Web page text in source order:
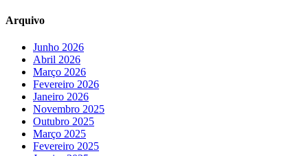
Arquivo
Junho 2026
Abril 2026
Março 2026
Fevereiro 2026
Janeiro 2026
Novembro 2025
Outubro 2025
Março 2025
Fevereiro 2025